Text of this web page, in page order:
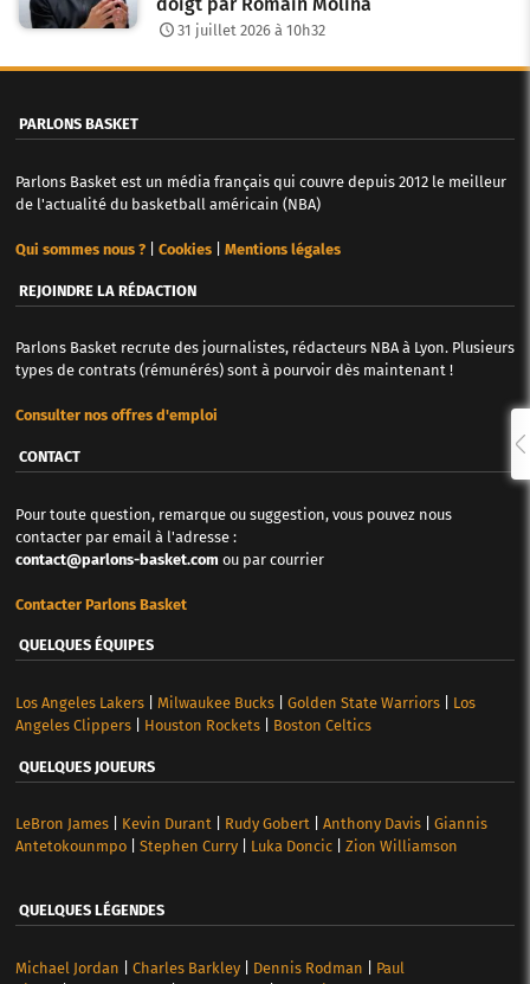
doigt par Romain Molina
31 juillet 2026 à 10h32
PARLONS BASKET
Parlons Basket est un média français qui couvre depuis 2012 le meilleur
de l'actualité du basketball américain (NBA)
Qui sommes nous ?| Cookies| Mentions légales
REJOINDRE LA RÉDACTION
Parlons Basket recrute des journalistes, rédacteurs NBA à Lyon. Plusieurs
types de contrats (rémunérés) sont à pourvoir dès maintenant !
Consulter nos offres d'emploi
CONTACT
Pour toute question, remarque ou suggestion, vous pouvez nous
contacter par email à l'adresse :
contact@parlons-basket.com ou par courrier
Contacter Parlons Basket
QUELQUES ÉQUIPES
Los Angeles Lakers| Milwaukee Bucks| Golden State Warriors| Los
Angeles Clippers| Houston Rockets| Boston Celtics
QUELQUES JOUEURS
LeBron James| Kevin Durant| Rudy Gobert| Anthony Davis| Giannis
Antetokounmpo| Stephen Curry| Luka Doncic| Zion Williamson
QUELQUES LÉGENDES
Michael Jordan Charles Barkley| Dennis Rodman
Paul